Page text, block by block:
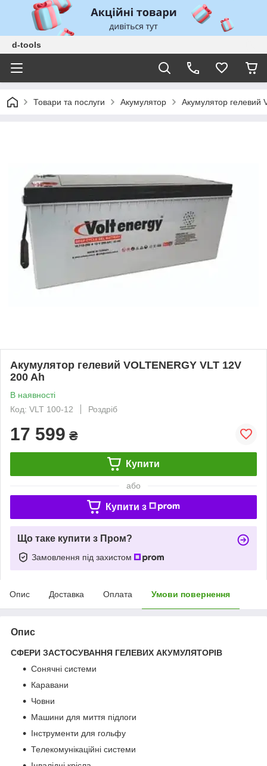
d-tools
Товари та послуги Акумулятор Акумулятор гелевий
Акумулятор гелевий VOLTENERGY VLT 12V
200 Ah
В наявності
Код: VLT 100-12
Роздріб
17 599 ₴
Купити
або
Купити з
Що таке купити з Пром?
Замовлення під захистом
Опис Доставка Оплата Умови повернення
Опис
СФЕРИ ЗАСТОСУВАННЯ ГЕЛЕВИХ АКУМУЛЯТОРІВ
Сонячні системи
Каравани
Човни
Машини для миття підлоги
Інструменти для гольфу
Телекомунікаційні системи